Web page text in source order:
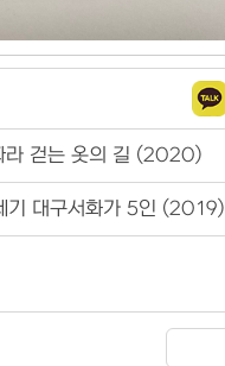
라 걷는 옷의 길 (2020)
기 대구서화가 5인 (2019)